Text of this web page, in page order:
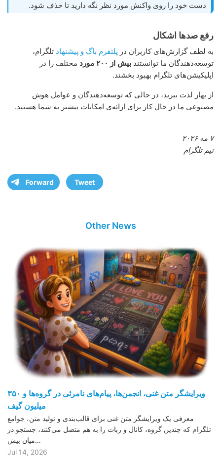
دست خود را روی واکنش مورد نظر نگه دارید تا حذف شود.
رفع صدها اشکال
به لطف گزارش‌های کاربران در پلتفرم باگ و پیشنهاد تلگرام،
توسعه‌دهندگان ما توانستند بیش از ۲٠٠ مورد
مختلف را در
اپلیکیشن‌های تلگرام بهبود بخشند.
از بهار لذت ببرید، در حالی که توسعه‌دهندگان و عوامل هوش
مصنوعی ما در حال کار برای ارائه‌ی امکانات بیشتر به شما هستند.
۷ مه ۲۰۲۶
تیم تلگرام
Forward Tweet
Other News
ویرایشگر متن غنی، انجمن‌ها، پیام‌های نامرئی در گروه‌ها و ۳۵۰
میلیون گیف
معرفی یک ویرایشگر متن غنی برای قالب‌بندی و تولید متن، جوامع
تلگرام که چندین گروه، کانال و ربات را به هم متصل می‌کنند، جستجو در
میان بیش…
Jul 14, 2026